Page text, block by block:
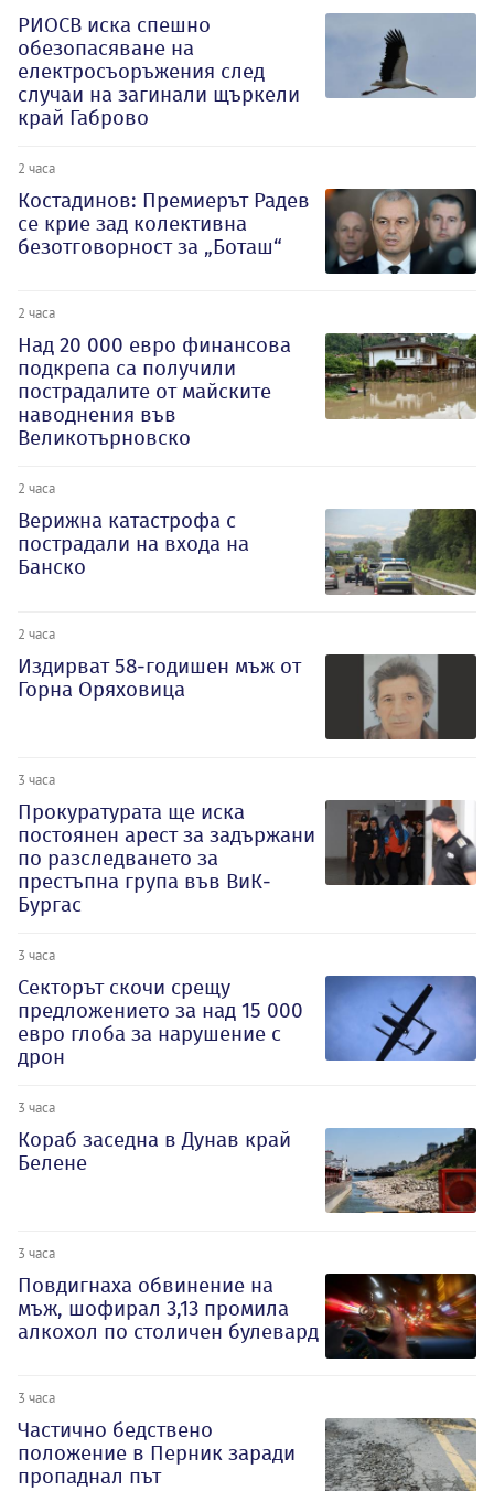
РИОСВ иска спешно
обезопасяване на
електросъоръжения след
случаи на загинали щъркели
край Габрово
2 часа
Костадинов: Премиерът Радев
се крие зад колективна
безотговорност за „Боташ“
2 часа
Над 20 000 евро финансова
подкрепа са получили
пострадалите от майските
наводнения във
Великотърновско
2 часа
Верижна катастрофа с
пострадали на входа на
Банско
2 часа
Издирват 58-годишен мъж от
Горна Оряховица
3 часа
Прокуратурата ще иска
постоянен арест за задържани
по разследването за
престъпна група във ВиК-
Бургас
3 часа
Секторът скочи срещу
предложението за над 15 000
евро глоба за нарушение с
дрон
3 часа
Кораб заседна в Дунав край
Белене
3 часа
Повдигнаха обвинение на
мъж, шофирал 3,13 промила
алкохол по столичен булевард
3 часа
Частично бедствено
положение в Перник заради
пропаднал път